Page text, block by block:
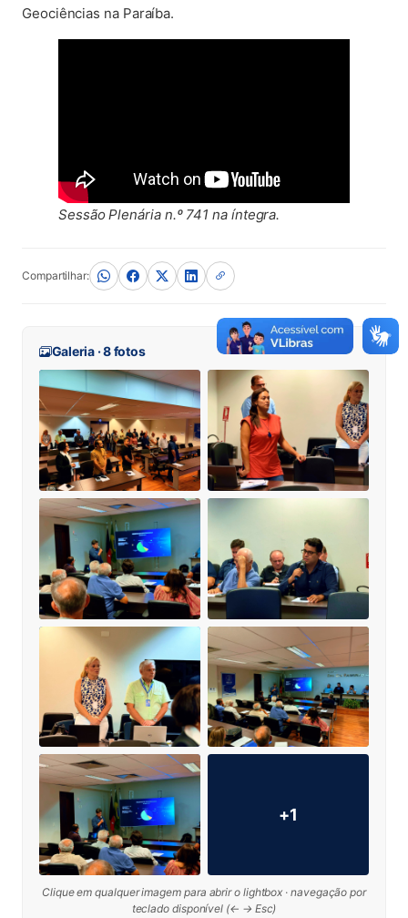
Geociências na Paraíba.
Sessão Plenária n.º 741 na íntegra.
Compartilhar:
Galeria · 8 fotos
+1
Clique em qualquer imagem para abrir o lightbox · navegação por
teclado disponível (← → Esc)